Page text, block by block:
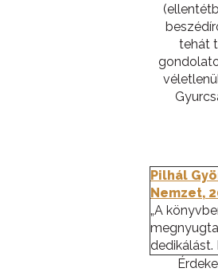
tehát
Pilhál
Nemzet,
„A
dedikálást.